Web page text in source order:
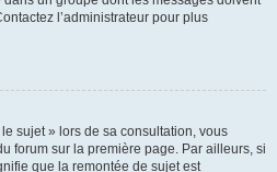
l’administrateur pour plus
sujet » lors de sa consultation, vous
forum sur la première page. Par ailleurs, si
que la remontée de sujet est